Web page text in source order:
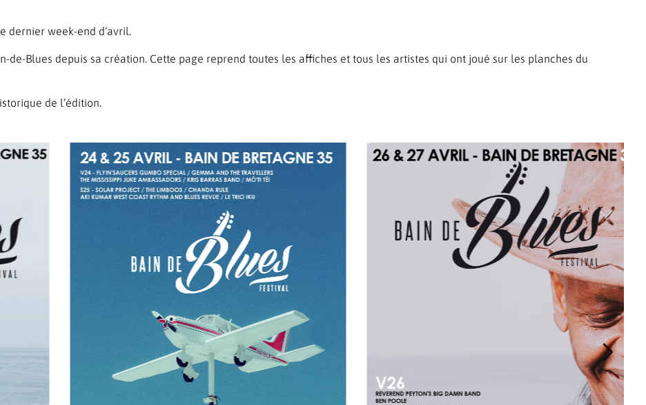
dernier week-end d’avril.
de-Blues depuis sa création. Cette page reprend toutes les affiches et tous les artistes qui ont joué sur les planches du
de l’édition.